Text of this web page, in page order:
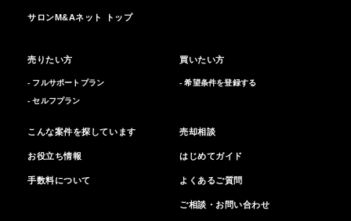
サロンM&Aネット トップ
売りたい方
- フルサポートプラン
- セルフプラン
買いたい方
- 希望条件を登録する
こんな案件を探しています
お役立ち情報
手数料について
売却相談
はじめてガイド
よくあるご質問
ご相談・お問い合わせ